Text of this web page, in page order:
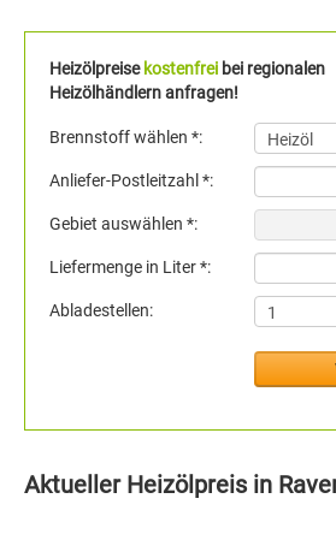
Heizölpreise kostenfrei bei regionalen
Heizölhändlern anfragen!
Brennstoff wählen *:
Anliefer-Postleitzahl *:
Gebiet auswählen *:
Liefermenge in Liter *:
Abladestellen:
Aktueller Heizölpreis in